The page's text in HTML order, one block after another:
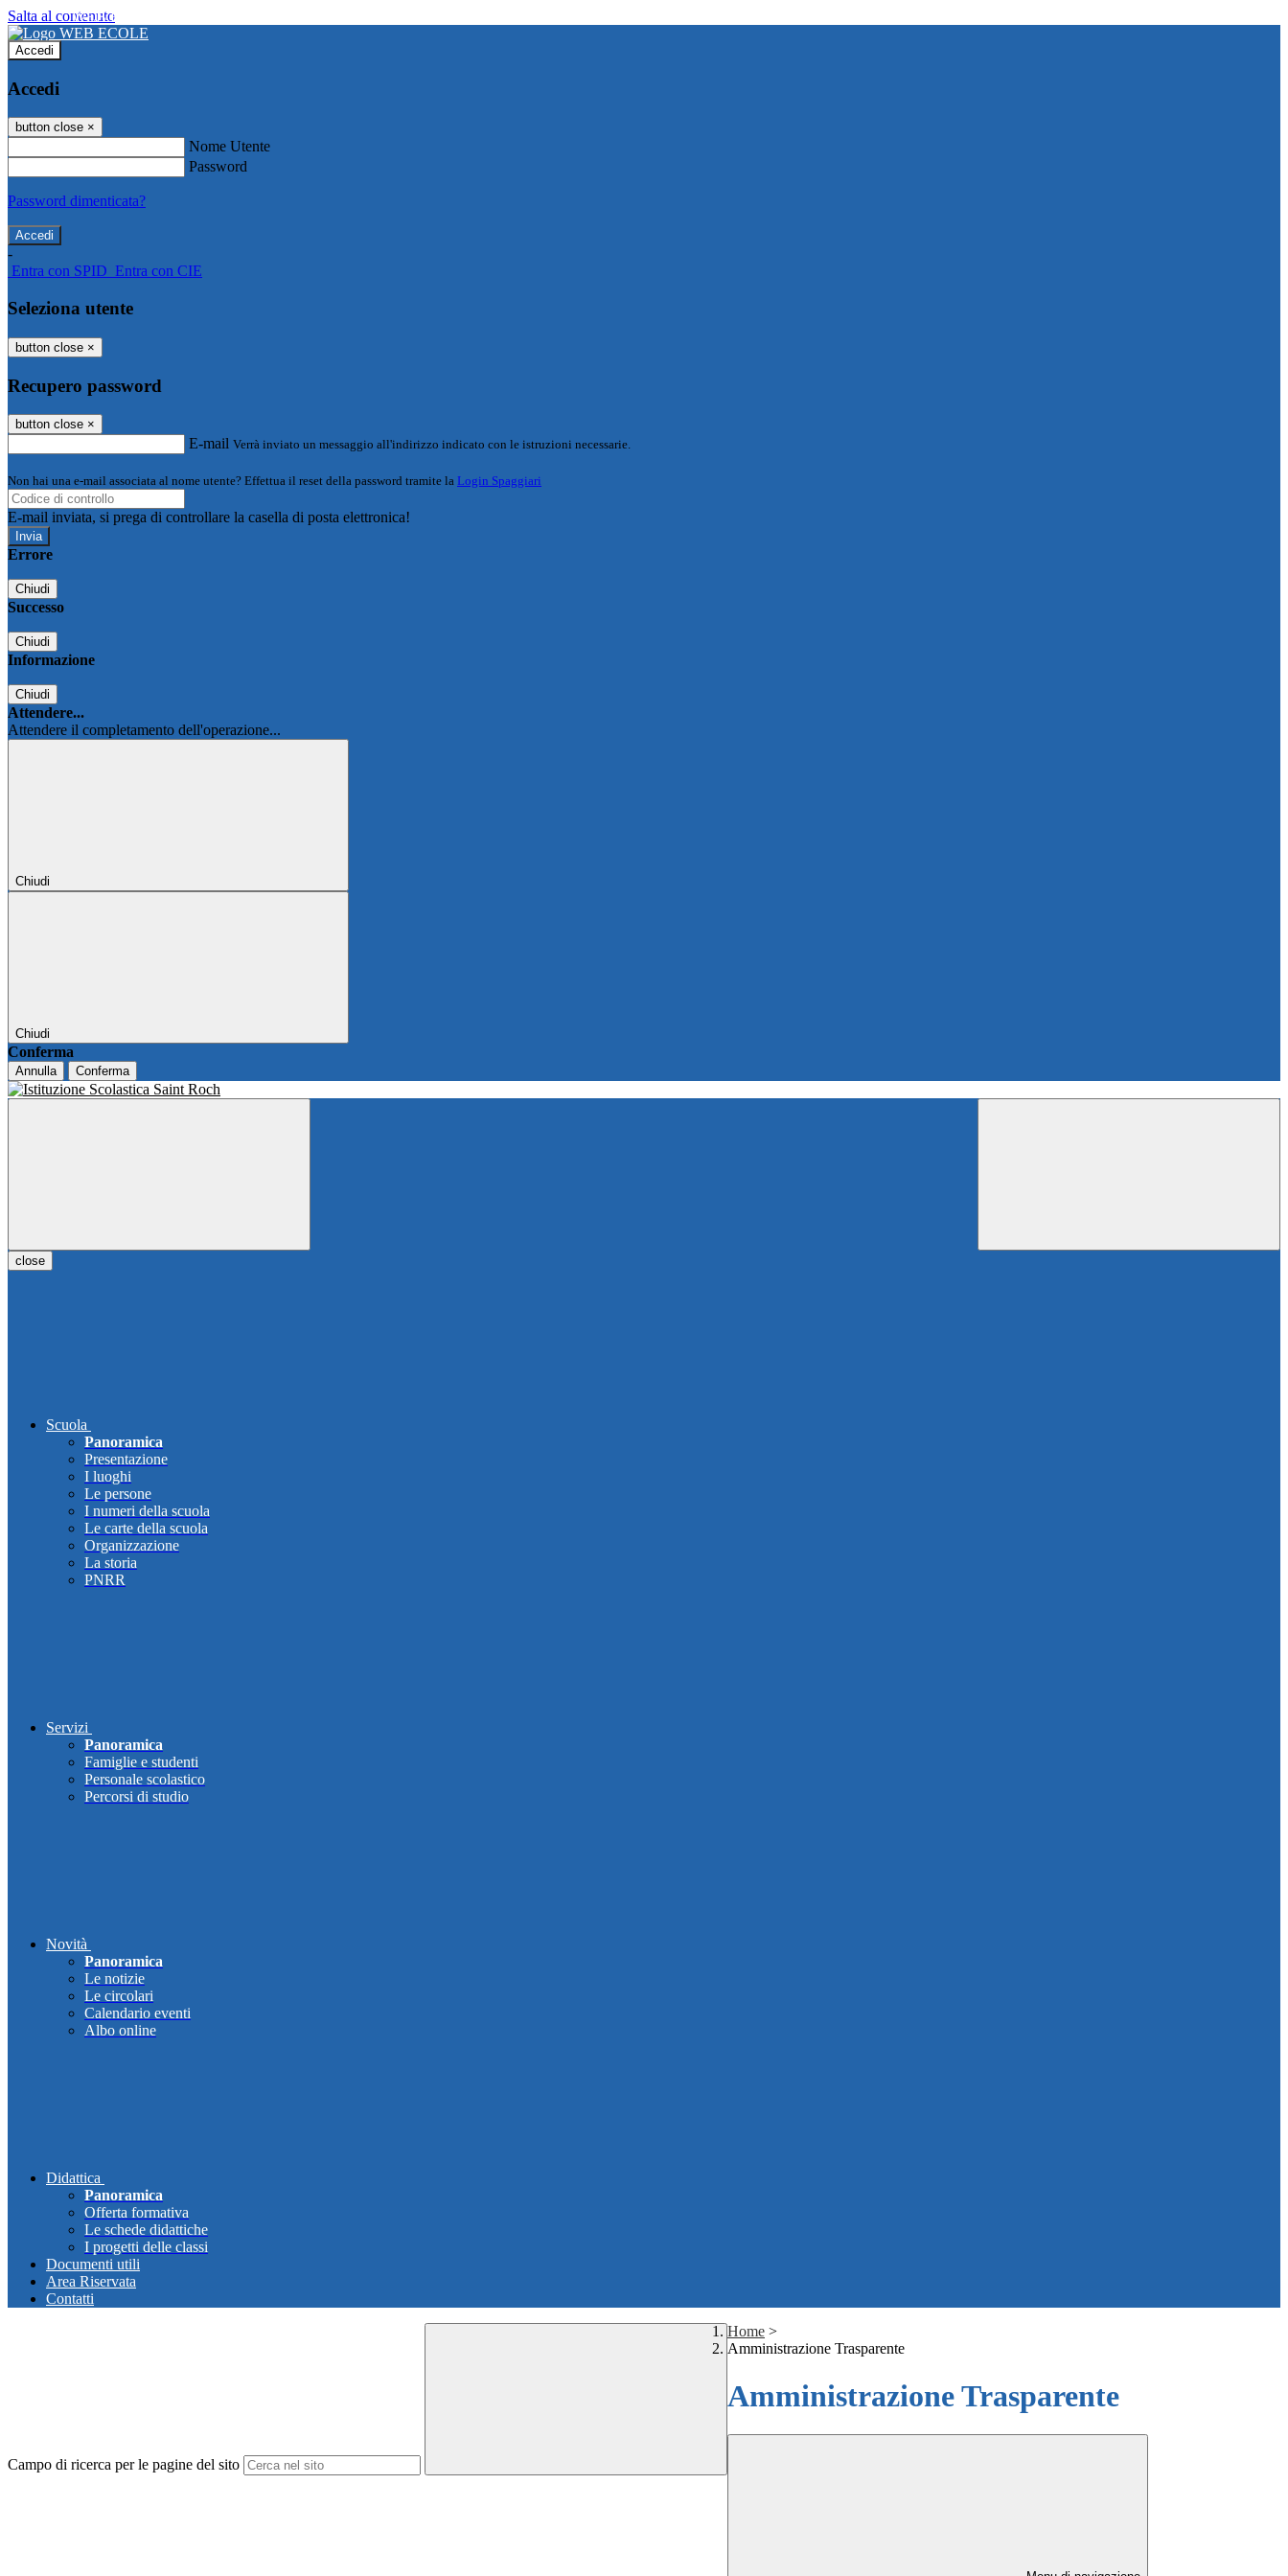
Salta al contenuto
WEB ECOLE
Accedi
Accedi
button close ×
Nome Utente
Password
Password dimenticata?
-
Entra con SPID Entra con CIE
Seleziona utente
button close ×
Recupero password
button close ×
E-mail Verrà inviato un messaggio all'indirizzo indicato con le istruzioni necessarie.
Non hai una e-mail associata al nome utente? Effettua il reset della password tramite la Login Spaggiari
E-mail inviata, si prega di controllare la casella di posta elettronica!
Errore
Chiudi
Successo
Chiudi
Informazione
Chiudi
Attendere...
Attendere il completamento dell'operazione...
Chiudi
Chiudi
Conferma
Annulla Conferma
close
Scuola
Panoramica
Presentazione
I luoghi
Le persone
I numeri della scuola
Le carte della scuola
Organizzazione
La storia
PNRR
Servizi
Panoramica
Famiglie e studenti
Personale scolastico
Percorsi di studio
Novità
Panoramica
Le notizie
Le circolari
Calendario eventi
Albo online
Didattica
Panoramica
Offerta formativa
Le schede didattiche
I progetti delle classi
Documenti utili
Area Riservata
Contatti
Campo di ricerca per le pagine del sito
Home >
Amministrazione Trasparente
Amministrazione Trasparente